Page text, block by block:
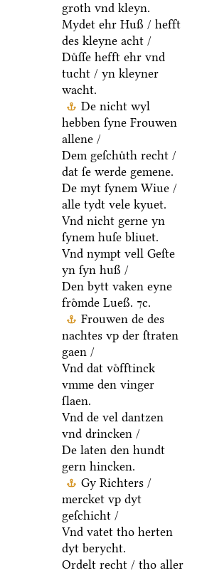
groth vnd kleyn.
Mydet ehr Huß / hefft
des kleyne acht /
Duͤſſe hefft ehr vnd
tucht / yn kleyner
wacht.
De nicht wyl
hebben ſyne Frouwen
allene /
Dem geſchuͤth recht /
dat ſe werde gemene.
De myt ſynem Wiue /
alle tydt vele kyuet.
Vnd nicht gerne yn
ſynem huſe bliuet.
Vnd nympt vell Geſte
yn ſyn huß /
Den bytt vaken eyne
froͤmde Lueß. ⁊c.
Frouwen de des
nachtes vp der ſtraten
gaen /
Vnd dat voͤfftinck
vmme den vinger
ſlaen.
Vnd de vel dantzen
vnd drincken /
De laten den hundt
gern hincken.
Gy Richters /
mercket vp dyt
geſchicht /
Vnd vatet tho herten
dyt berycht.
Ordelt recht / tho aller